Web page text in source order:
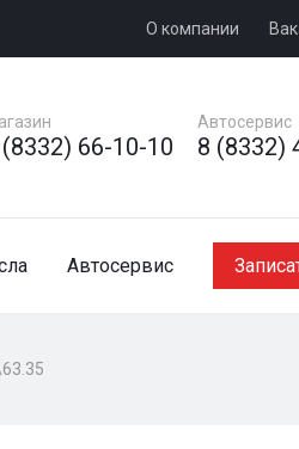
О компании
66-10-10
Автосервис
8 (8332)
Автосервис